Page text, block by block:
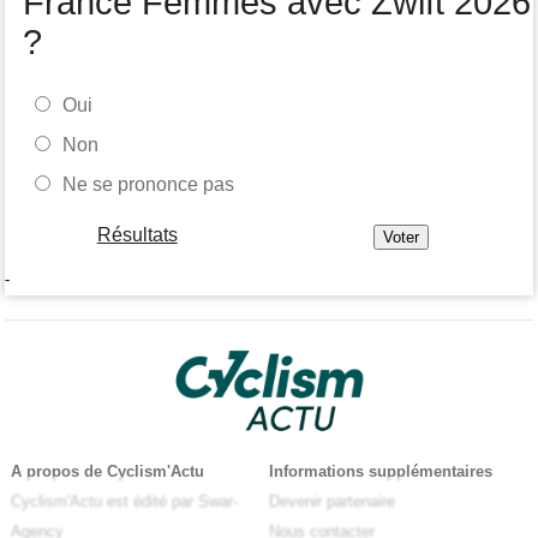
?
Oui
Non
Ne se prononce pas
Résultats
-
A propos de Cyclism'Actu
Cyclism'Actu est édité par Swar-
Agency
Informations supplémentaires
Devenir partenaire
Nous contacter